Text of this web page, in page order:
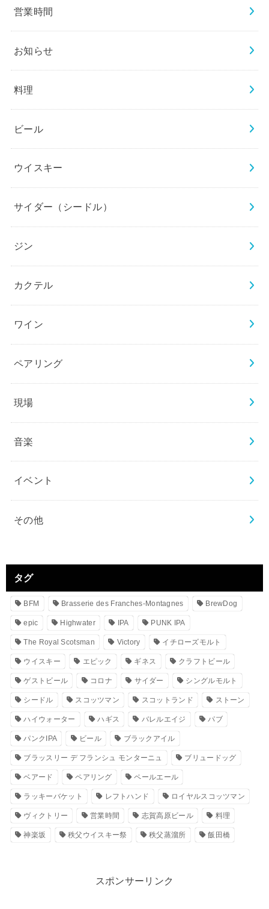
営業時間
お知らせ
料理
ビール
ウイスキー
サイダー（シードル）
ジン
カクテル
ワイン
ペアリング
現場
音楽
イベント
その他
タグ
BFM Brasserie des Franches-Montagnes BrewDog
epic Highwater IPA PUNK IPA
The Royal Scotsman Victory イチローズモルト
ウイスキー エピック ギネス クラフトビール
ゲストビール コロナ サイダー シングルモルト
シードル スコッツマン スコットランド ストーン
ハイウォーター ハギス バレルエイジ パブ
パンクIPA ビール ブラックアイル
ブラッスリー デ フランシュ モンターニュ ブリュードッグ
ベアード ペアリング ペールエール
ラッキーバケット レフトハンド ロイヤルスコッツマン
ヴィクトリー 営業時間 志賀高原ビール 料理
神楽坂 秩父ウイスキー祭 秩父蒸溜所 飯田橋
スポンサーリンク